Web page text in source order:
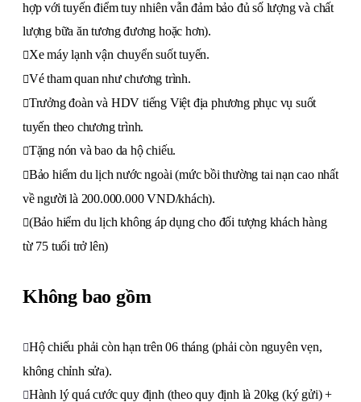
hợp với tuyến điểm tuy nhiên vẫn đảm bảo đủ số lượng và chất
lượng bữa ăn tương đương hoặc hơn).
Xe máy lạnh vận chuyển suốt tuyến.
Vé tham quan như chương trình.
Trưởng đoàn và HDV tiếng Việt địa phương phục vụ suốt
tuyến theo chương trình.
Tặng nón và bao da hộ chiếu.
Bảo hiểm du lịch nước ngoài (mức bồi thường tai nạn cao nhất
về người là 200.000.000 VND/khách).
(Bảo hiểm du lịch không áp dụng cho đối tượng khách hàng
từ 75 tuổi trở lên)
Không bao gồm
Hộ chiếu phải còn hạn trên 06 tháng (phải còn nguyên vẹn,
không chỉnh sửa).
Hành lý quá cước quy định (theo quy định là 20kg (ký gửi) +